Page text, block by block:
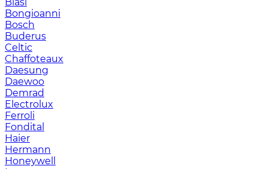
Bongioanni
Bosch
Buderus
Celtic
Chaffoteaux
Daesung
Daewoo
Demrad
Electrolux
Ferroli
Fondital
Haier
Hermann
Honeywell